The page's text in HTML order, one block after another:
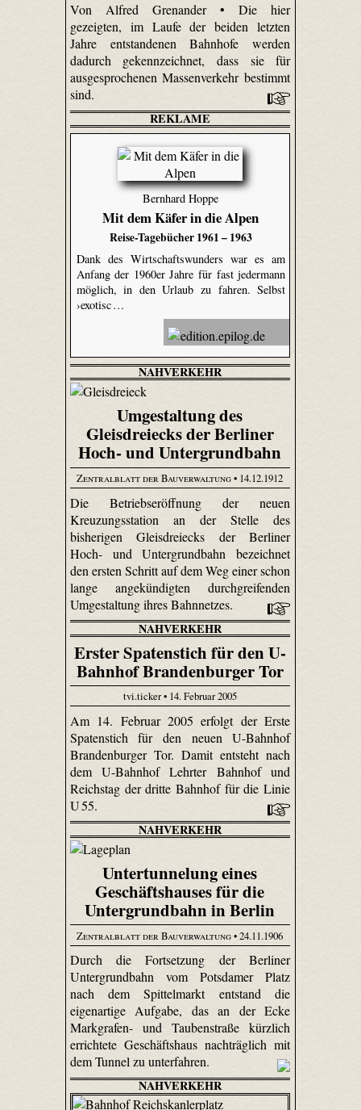
Von Alfred Grenander • Die hier
gezeigten, im Laufe der beiden letzten
Jahre entstandenen Bahnhofe werden
dadurch gekennzeichnet, dass sie für
ausgesprochenen Massenverkehr bestimmt
sind.
REKLAME
Bernhard Hoppe
Mit dem Käfer in die Alpen
Reise-Tagebücher 1961 – 1963
Dank des Wirtschaftswunders war es am
Anfang der 1960er Jahre für fast jedermann
möglich, in den Urlaub zu fahren. Selbst
›exotisc …
NAHVERKEHR
Umgestaltung des
Gleisdreiecks der Berliner
Hoch- und Untergrundbahn
Zentralblatt der Bauverwaltung• 14.12.1912
Die Betriebseröffnung der neuen
Kreuzungsstation an der Stelle des
bisherigen Gleisdreiecks der Berliner
Hoch- und Untergrundbahn bezeichnet
den ersten Schritt auf dem Weg einer schon
lange angekündigten durchgreifenden
Umgestaltung ihres Bahnnetzes.
NAHVERKEHR
Erster Spatenstich für den U-
Bahnhof Brandenburger Tor
tvi.ticker • 14. Februar 2005
Am 14. Februar 2005 erfolgt der Erste
Spatenstich für den neuen U-Bahnhof
Brandenburger Tor. Damit entsteht nach
dem U-Bahnhof Lehrter Bahnhof und
Reichstag der dritte Bahnhof für die Linie
U 55.
NAHVERKEHR
Untertunnelung eines
Geschäftshauses für die
Untergrundbahn in Berlin
Zentralblatt der Bauverwaltung• 24.11.1906
Durch die Fortsetzung der Berliner
Untergrundbahn vom Potsdamer Platz
nach dem Spittelmarkt entstand die
eigenartige Aufgabe, das an der Ecke
Markgrafen- und Tauben­straße kürzlich
errichtete Geschäftshaus nachträglich mit
dem Tunnel zu unterfahren.
NAHVERKEHR